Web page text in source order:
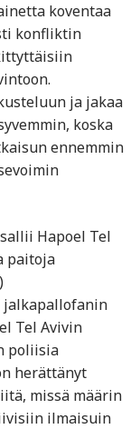
koventaa
konfliktin
ja jakaa
koska
ennemmin
Hapoel Tel
paitoja
jalkapallofanin
Tel Avivin
poliisia
herättänyt
missä määrin
ilmaisuin